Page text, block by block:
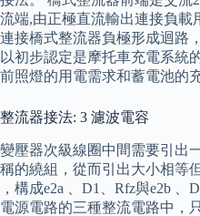
流端,由正極直流輸出連接負載
連接橋式整流器負極形成迴路
以初步認定是摩托車充電系統
前照燈的用電需求和蓄電池的
整流器接法: 3 濾波電容
變壓器次級線圈中間需要引出
稱的繞組，從而引出大小相等
，構成e2a 、D1、Rfz與e2b
電源電路的三種整流電路中，